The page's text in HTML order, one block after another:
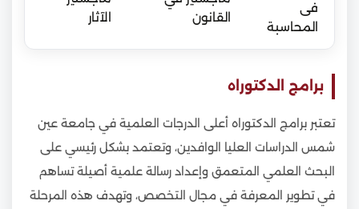
فى
المحاسبة
القانون
الآثار
برامج الدكتوراه
تعتبر برامج الدكتوراه أعلى الدرجات العلمية في جامعة عين
شمس الدراسات العليا الوافدين، وتعتمد بشكل رئيسي على
البحث العلمي المتعمق وإعداد رسالة علمية أصيلة تساهم
في تطوير المعرفة في مجال التخصص، وتهدف هذه المرحلة